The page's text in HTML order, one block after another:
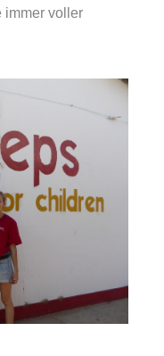
immer voller